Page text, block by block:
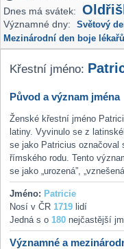
Dnes má svátek:
Významné dny: Světový
Mezinárodní den boje
Křestní jméno:
Původ a význam jména
Ženské křestní jméno
latiny. Vyvinulo se z
se jako Patricius označoval
římského rodu. Tento
se jako „urozená”,
Jméno: Patricie
Nosí v ČR 1719lidí
Jedná s o 180nejčastější
Významné a